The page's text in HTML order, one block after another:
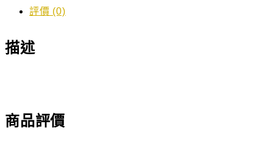
評價 (0)
描述
商品評價